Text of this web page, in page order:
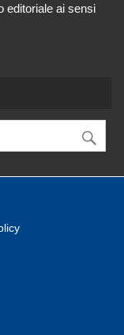
editoriale ai sensi